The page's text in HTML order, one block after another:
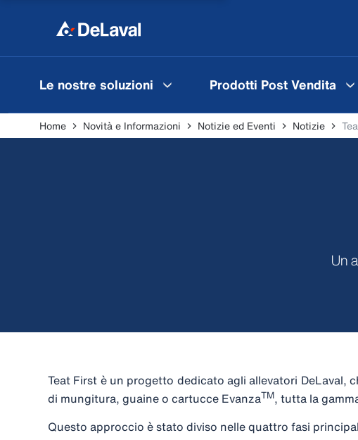
Le nostre soluzioni Prodotti Post Vendita
Home Novità e Informazioni Notizie ed Eventi Notizie
Un
Teat First è un progetto dedicato agli allevatori
di mungitura, guaine o cartucce EvanzaTM, tutta la
Questo approccio è stato diviso nelle quattro fasi